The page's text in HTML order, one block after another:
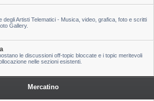
degli Artisti Telematici - Musica, video, grafica, foto e scritti
Gallery.
le discussioni off-topic bloccate e i topic meritevoli
nelle sezioni esistenti.
Mercatino